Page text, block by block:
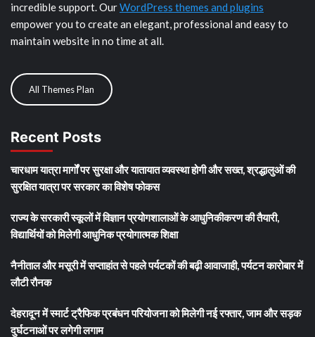
incredible support. OurWordPress themes and plugins
empower you to create an elegant, professional and easy to
maintain website in no time at all.
All Themes Plan
Recent Posts
चारधाम यात्रा मार्गों पर सुरक्षा और यातायात व्यवस्था होगी और सख्त, श्रद्धालुओं की
सुरक्षित यात्रा पर सरकार का विशेष फोकस
राज्य के सरकारी स्कूलों में विज्ञान प्रयोगशालाओं के आधुनिकीकरण की तैयारी,
विद्यार्थियों को मिलेगी आधुनिक प्रयोगात्मक शिक्षा
नैनीताल और मसूरी में सप्ताहांत से पहले पर्यटकों की बढ़ी आवाजाही, पर्यटन कारोबार में
लौटी रौनक
देहरादून में स्मार्ट ट्रैफिक प्रबंधन परियोजना को मिलेगी नई रफ्तार, जाम और सड़क
दुर्घटनाओं पर लगेगी लगाम